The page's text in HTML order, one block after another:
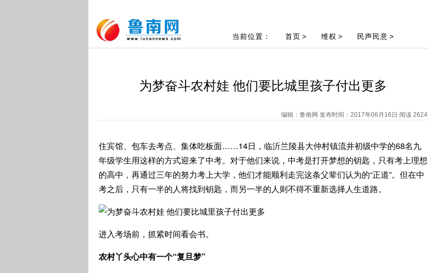
当前位置： 首页 > 维权 > 民声民意 >
为梦奋斗农村娃 他们要比城里孩子付出更多
编辑：鲁南网 发布时间：2017年06月16日 阅读 2624
住宾馆、包车去考点、集体吃板面……14日，临沂兰陵县大仲村镇流井初级中学的68名九
年级学生用这样的方式迎来了中考。对于他们来说，中考是打开梦想的钥匙，只有考上理想
的高中，再通过三年的努力考上大学，他们才能顺利走完这条父辈们认为的“正道”。但在中
考之后，只有一半的人将找到钥匙，而另一半的人则不得不重新选择人生道路。
进入考场前，抓紧时间看会书。
农村丫头心中有一个“复旦梦”